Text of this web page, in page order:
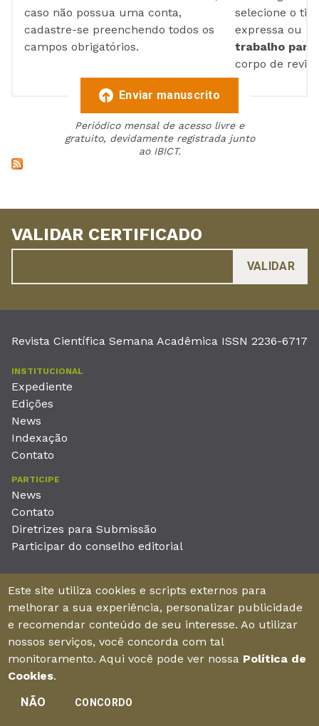
caso não possua uma conta,
cadastre-se preenchendo todos os
campos obrigatórios.
selecione o
expressa ou
trabalho para
corpo de
Enviar manuscrito
Periódico mensal de acesso livre e
gratuito, devidamente registrada junto
ao IBICT.
VALIDAR CERTIFICADO
Revista Científica Semana Acadêmica ISSN 2236-6717
INSTITUCIONAL
Expediente
Edições
News
Indexação
Contato
PARTICIPE
News
Contato
Diretrizes para Submissão
Participar do conselho editorial
Unieducar Inteligência Educacional Ltda
CNPJ: 05.569.970/0001-26
Av. Desembargador Moreira, No. 2001 – 11º andar - Bairro
Aldeota
Fortaleza – Ceará - Brasil - CEP 60170-001
Enviar manuscrito
Este site utiliza cookies e scripts externos para
melhorar a sua experiência, personalizar publicidade
e recomendar conteúdo de seu interesse. Ao utilizar
nossos serviços, você concorda com tal
monitoramento. Aqui você pode ver nossa Política de
Cookies.
NÃO
CONCORDO